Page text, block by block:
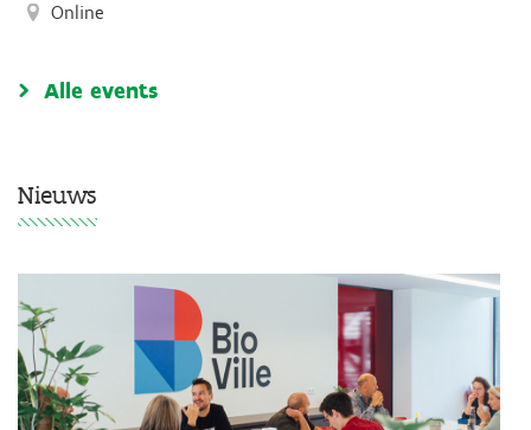
Online
Alle events
Nieuws